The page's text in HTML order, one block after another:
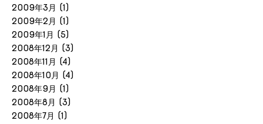
2009年3月 (1)
2009年2月 (1)
2009年1月 (5)
2008年12月 (3)
2008年11月 (4)
2008年10月 (4)
2008年9月 (1)
2008年8月 (3)
2008年7月 (1)